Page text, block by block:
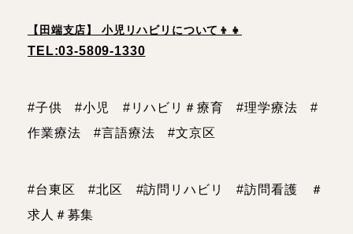
【田端支店】 小児リハビリについて👦👧
TEL:03-5809-1330
#子供 #小児 #リハビリ＃療育 #理学療法 #
作業療法 #言語療法 #文京区
#台東区 #北区 #訪問リハビリ #訪問看護 ＃
求人＃募集